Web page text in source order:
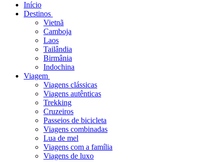
Início
Destinos
Vietnã
Camboja
Laos
Tailândia
Birmânia
Indochina
Viagem
Viagens clássicas
Viagens autênticas
Trekking
Cruzeiros
Passeios de bicicleta
Viagens combinadas
Lua de mel
Viagens com a família
Viagens de luxo